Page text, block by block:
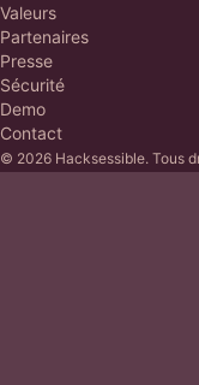
Valeurs
Partenaires
Presse
Sécurité
Demo
Contact
© 2026 Hacksessible. Tous